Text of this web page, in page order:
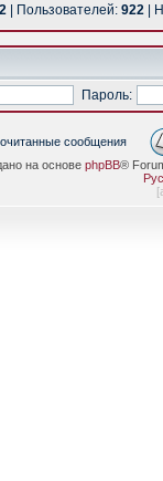
| Пользователей: 922 |
Пароль:
сообщения
на основе phpBB®
[